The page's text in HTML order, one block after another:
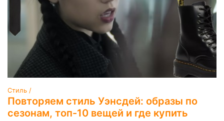
Стиль /
Повторяем стиль Уэнсдей: образы по
сезонам, топ-10 вещей и где купить